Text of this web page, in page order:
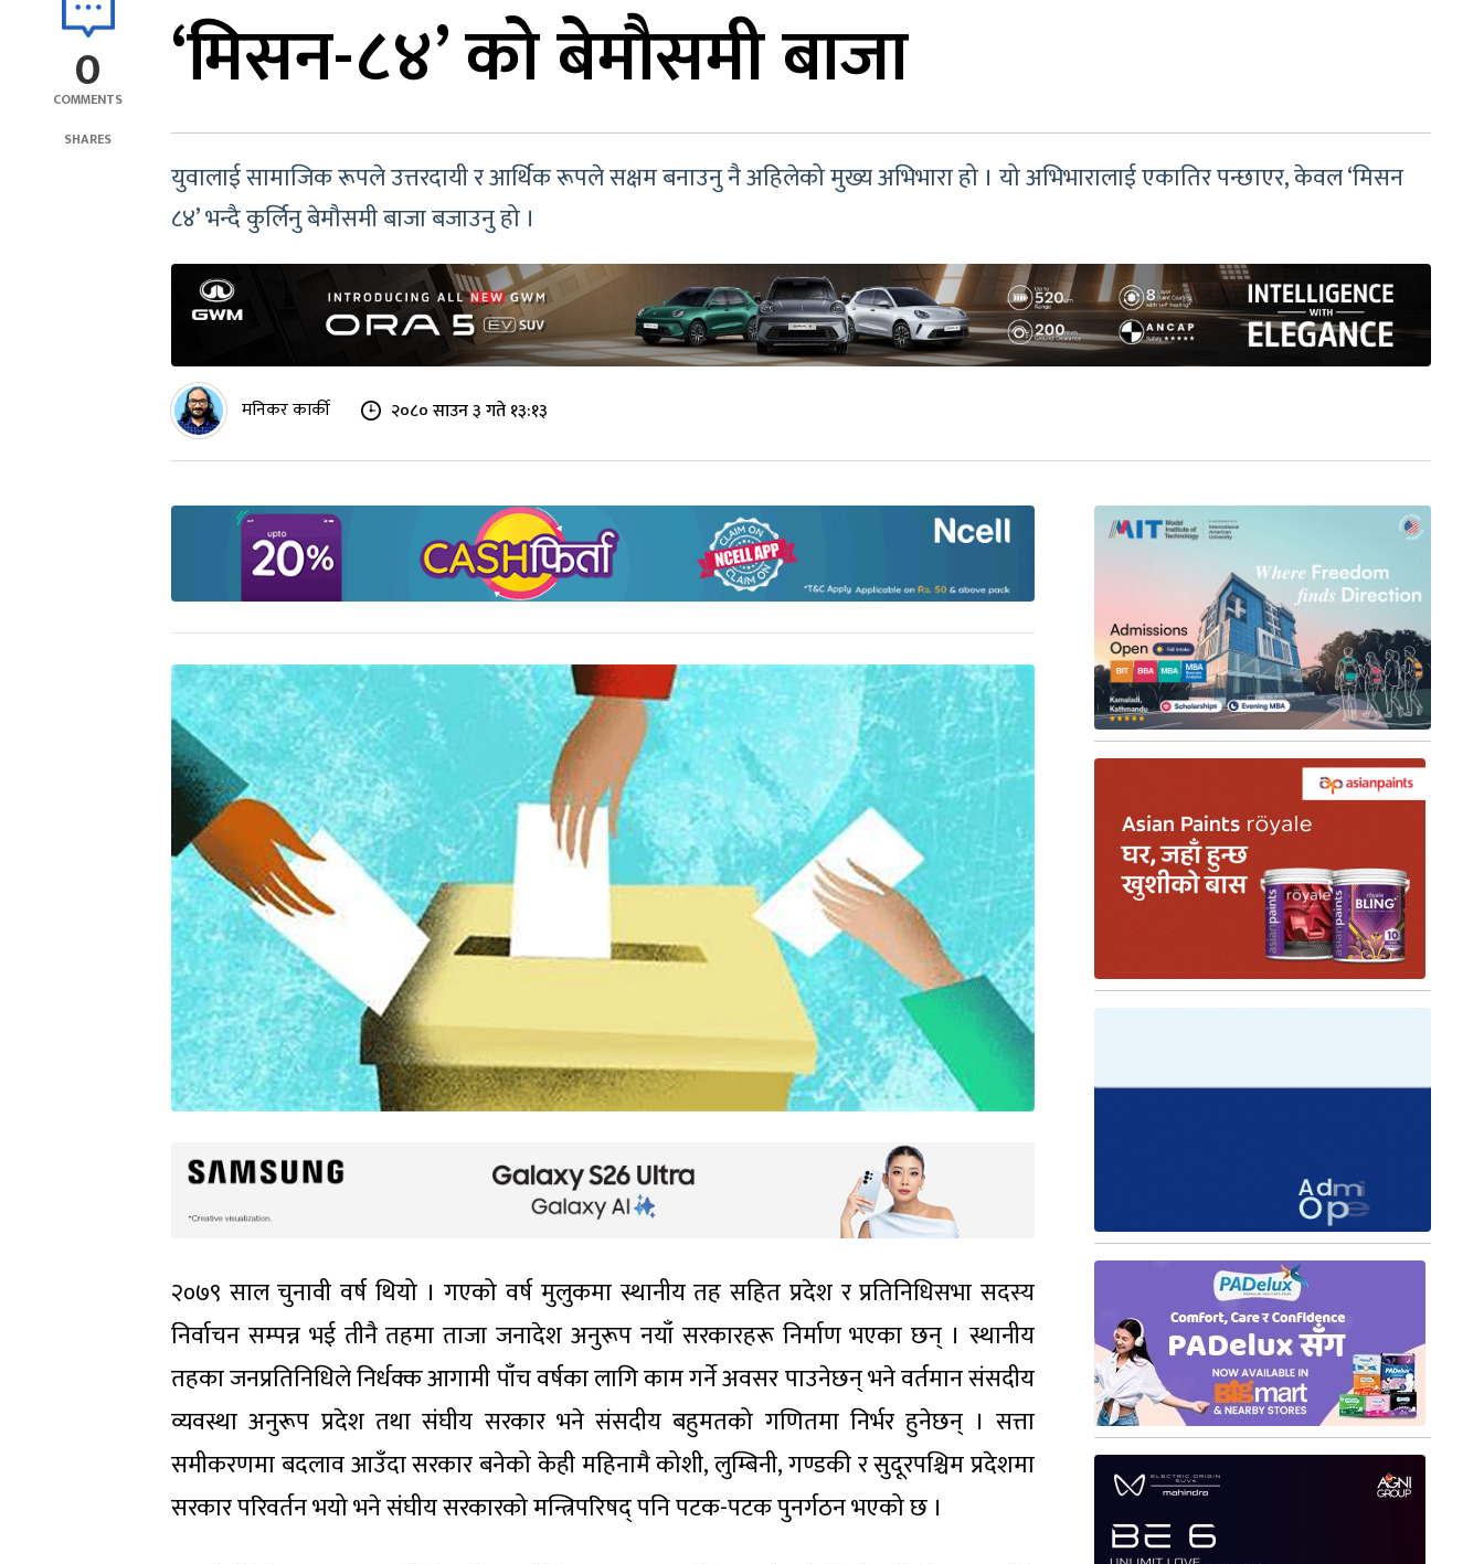
0
COMMENTS
SHARES
‘मिसन-८४’ को बेमौसमी बाजा
युवालाई सामाजिक रूपले उत्तरदायी र आर्थिक रूपले सक्षम बनाउनु नै अहिलेको मुख्य अभिभारा हो । यो अभिभारालाई एकातिर पन्छाएर, केवल ‘मिसन
८४’ भन्दै कुर्लिनु बेमौसमी बाजा बजाउनु हो ।
मनिकर कार्की २०८० साउन ३ गते १३:१३
२०७९ साल चुनावी वर्ष थियो । गएको वर्ष मुलुकमा स्थानीय तह सहित प्रदेश र प्रतिनिधिसभा सदस्य
निर्वाचन सम्पन्न भई तीनै तहमा ताजा जनादेश अनुरूप नयाँ सरकारहरू निर्माण भएका छन् । स्थानीय
तहका जनप्रतिनिधिले निर्धक्क आगामी पाँच वर्षका लागि काम गर्ने अवसर पाउनेछन् भने वर्तमान संसदीय
व्यवस्था अनुरूप प्रदेश तथा संघीय सरकार भने संसदीय बहुमतको गणितमा निर्भर हुनेछन् । सत्ता
समीकरणमा बदलाव आउँदा सरकार बनेको केही महिनामै कोशी, लुम्बिनी, गण्डकी र सुदूरपश्चिम प्रदेशमा
सरकार परिवर्तन भयो भने संघीय सरकारको मन्त्रिपरिषद् पनि पटक-पटक पुनर्गठन भएको छ ।